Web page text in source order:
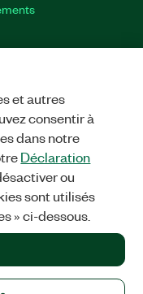
TwitterYouTube
DROITS RÉSERVÉS.
et autres
consentir à
dans notre
Déclaration
ou
sont utilisés
» ci-dessous.